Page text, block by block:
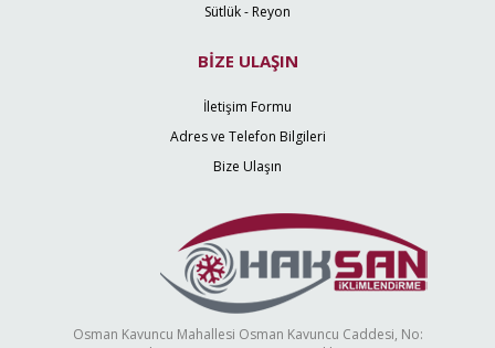
Sütlük - Reyon
BİZE ULAŞIN
İletişim Formu
Adres ve Telefon Bilgileri
Bize Ulaşın
Osman Kavuncu Mahallesi Osman Kavuncu Caddesi, No: